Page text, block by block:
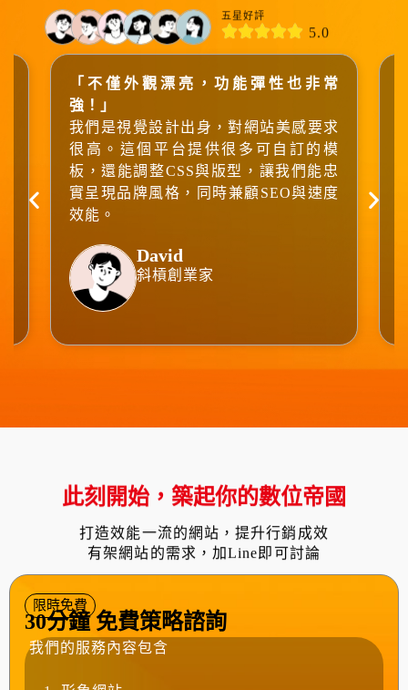
五星好評
5.0
「不僅外觀漂亮，功能彈性也非常
強！」
我們是視覺設計出身，對網站美感要求
很高。這個平台提供很多可自訂的模
板，還能調整CSS與版型，讓我們能忠
實呈現品牌風格，同時兼顧SEO與速度
效能。
David
斜槓創業家
此刻開始，築起你的數位帝國
打造效能一流的網站，提升行銷成效
有架網站的需求，加Line即可討論
限時免費
30分鐘 免費策略諮詢
我們的服務內容包含